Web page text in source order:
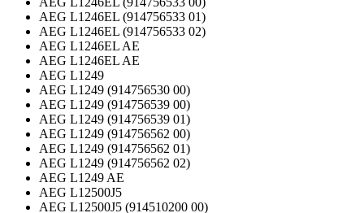
AEG L1246EL (914756533 01)
AEG L1246EL (914756533 02)
AEG L1246EL AE
AEG L1246EL AE
AEG L1249
AEG L1249 (914756530 00)
AEG L1249 (914756539 00)
AEG L1249 (914756539 01)
AEG L1249 (914756562 00)
AEG L1249 (914756562 01)
AEG L1249 (914756562 02)
AEG L1249 AE
AEG L12500J5
AEG L12500J5 (914510200 00)